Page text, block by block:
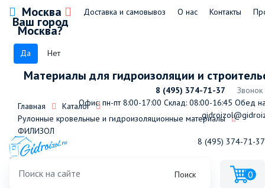
Москва
Ваш город
Москва?
Да Нет
Доставка и самовывоз О нас Контакты
Материалы для гидроизоляции и
8 (495) 374-71-37
Офис: пн-пт 8:00-17:00 Склад: 08:00-16:45 Обед
8 (495) 374-71-37
Поиск 0
Главная
Каталог
Рулонные кровельные и гидроизоляционные материалы
ФИЛИЗОЛ
Филизол Н ТПП-3,5